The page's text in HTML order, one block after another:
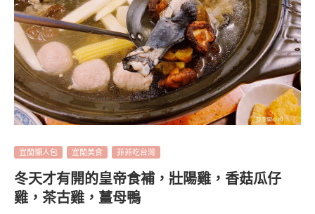
宜蘭懶人包 宜蘭美食 菲菲吃台灣
冬天才有開的皇帝食補，壯陽雞，香菇瓜仔
雞，茶古雞，薑母鴨